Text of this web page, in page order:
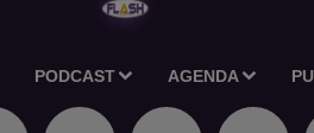
PODCAST AGENDA